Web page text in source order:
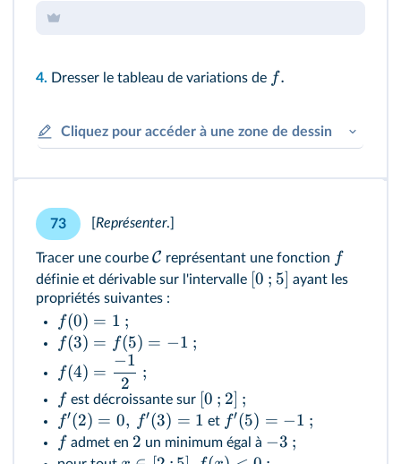
4. Dresser le tableau de variations de f.
Cliquez pour accéder à une zone de dessin
73 Représenter.]
Tracer une courbe C représentant une fonction f
définie et dérivable sur l'intervalle [0 ; 5] ayant les
propriétés suivantes :
f(0) = 1 ;
f(3) = f(5) = −1 ;
f(4) =
2
−1
;
f est décroissante sur [0 ; 2] ;
f′(2) = 0, f′(3) = 1 et f′(5) = −1 ;
f admet en 2 un minimum égal à −3 ;